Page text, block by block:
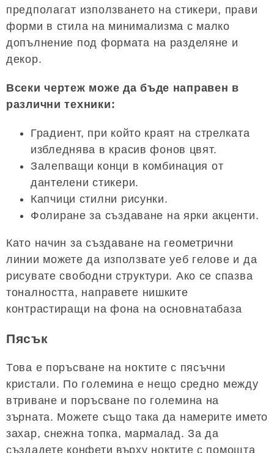
предполагат използването на стикери, прави
форми в стила на минимализма с малко
допълнение под формата на разделяне и
декор.
Всеки чертеж може да бъде направен в
различни техники:
Градиент, при който краят на стрелката
избледнява в красив фонов цвят.
Залепващи конци в комбинация от
дантелени стикери.
Капчици стилни рисунки.
Фолиране за създаване на ярки акценти.
Като начин за създаване на геометрични
линии можете да използвате уеб гелове и да
рисувате свободни структури. Ако се спазва
тоналността, направете нишките
контрастиращи на фона на основнатабаза
Пясък
Това е поръсване на ноктите с пясъчни
кристали. По големина е нещо средно между
втриване и поръсване по големина на
зърната. Можете също така да намерите името
захар, снежна топка, мармалад. За да
създадете конфети върху ноктите с помощта